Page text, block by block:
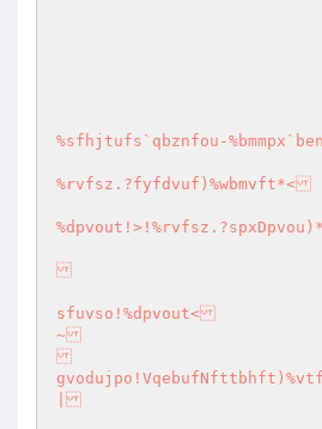
%sfhjtufs`qbznfou-
%rvfsz.?fyfdvuf)%wbmvft*<
sfuvso!%dpvout<
~
|